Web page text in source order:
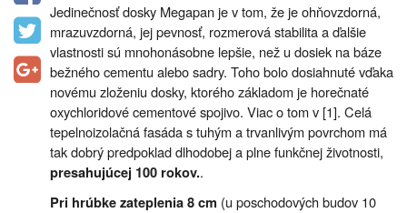
Jedinečnosť dosky Megapan je v tom, že je ohňovzdorná,
mrazuvzdorná, jej pevnosť, rozmerová stabilita a ďalšie
vlastnosti sú mnohonásobne lepšie, než u dosiek na báze
bežného cementu alebo sadry. Toho bolo dosiahnuté vďaka
novému zloženiu dosky, ktorého základom je horečnaté
oxychloridové cementové spojivo. Viac o tom v [1]. Celá
tepelnoizolačná fasáda s tuhým a trvanlivým povrchom má
tak dobrý predpoklad dlhodobej a plne funkčnej životnosti,
presahujúcej 100 rokov..
Pri hrúbke zateplenia 8 cm (u poschodových budov 10